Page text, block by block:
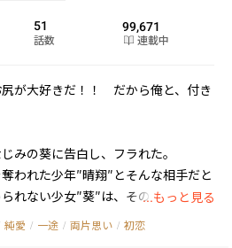
51
話数
99,671
連載中
が大好きだ！！　だから俺と、付き
みの葵に告白し、フラれた。
われた少年″晴翔″とそんな相手だと
れない少女″葵″は、その告白をきっ
...もっと見る
純愛 / 一途 / 両片思い / 初恋